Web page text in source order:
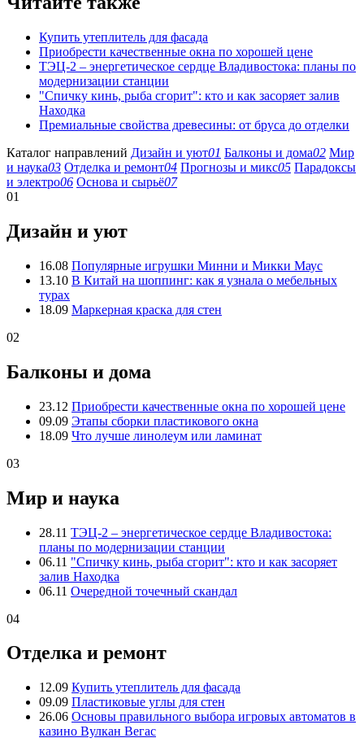
Купить утеплитель для фасада
Приобрести качественные окна по хорошей цене
ТЭЦ-2 – энергетическое сердце Владивостока: планы по
модернизации станции
"Спичку кинь, рыба сгорит": кто и как засоряет залив
Находка
Премиальные свойства древесины: от бруса до отделки
Каталог направлений Дизайн и уют01 Балконы и дома02 Мир
и наука03 Отделка и ремонт04 Прогнозы и микс05 Парадоксы
и электро06 Основа и сырьё07
01
Дизайн и уют
16.08 Популярные игрушки Минни и Микки Маус
13.10 В Китай на шоппинг: как я узнала о мебельных
турах
18.09 Маркерная краска для стен
02
Балконы и дома
23.12 Приобрести качественные окна по хорошей цене
09.09 Этапы сборки пластикового окна
18.09 Что лучше линолеум или ламинат
03
Мир и наука
28.11 ТЭЦ-2 – энергетическое сердце Владивостока:
планы по модернизации станции
06.11 "Спичку кинь, рыба сгорит": кто и как засоряет
залив Находка
06.11 Очередной точечный скандал
04
Отделка и ремонт
12.09 Купить утеплитель для фасада
09.09 Пластиковые углы для стен
26.06 Основы правильного выбора игровых автоматов в
казино Вулкан Вегас